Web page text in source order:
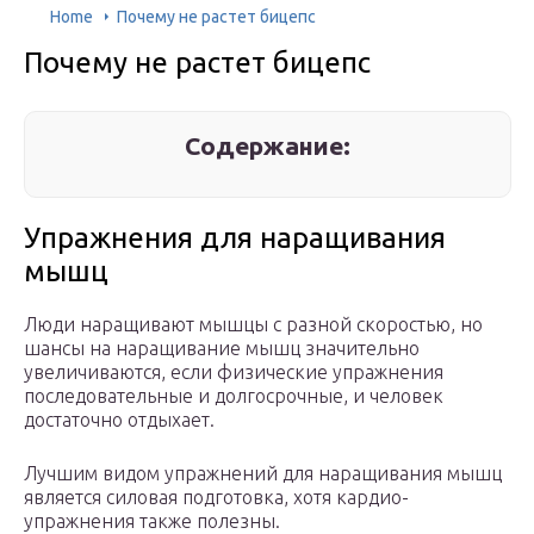
Home Почему не растет бицепс
Почему не растет бицепс
Содержание:
Упражнения для наращивания
мышц
Люди наращивают мышцы с разной скоростью, но
шансы на наращивание мышц значительно
увеличиваются, если физические упражнения
последовательные и долгосрочные, и человек
достаточно отдыхает.
Лучшим видом упражнений для наращивания мышц
является силовая подготовка, хотя кардио-
упражнения также полезны.